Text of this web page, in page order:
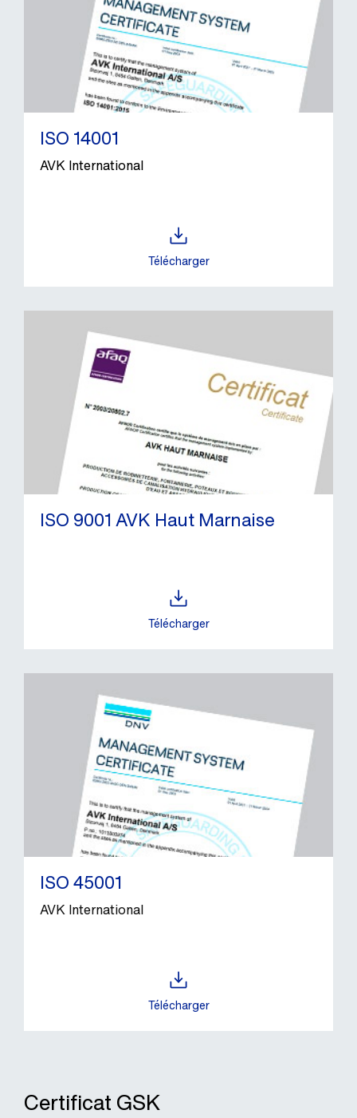
ISO 14001
AVK International
Télécharger
ISO 9001 AVK Haut Marnaise
Télécharger
ISO 45001
AVK International
Télécharger
Certificat GSK